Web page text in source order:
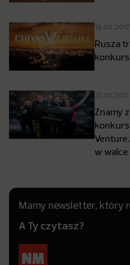
19.09.2017
Rusza
27.01.2017
Znamy
w walce
Mamy newsletter, który
A Ty czytasz?